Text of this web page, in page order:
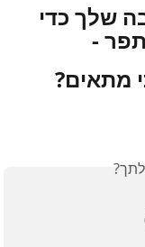
שלך כדי
-
מתאים?